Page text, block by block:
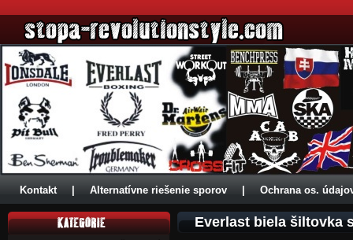
Kontakt Alternatívne riešenie sporov Ochrana os.
Everlast biela šiltovka